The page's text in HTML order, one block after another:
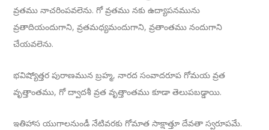
వ్రతము నాచరింపవలెను. గో వ్రతము నకు ఉద్యాపనమును
వ్రతాదియందుగాని, వ్రతమధ్యమందుగాని, వ్రతాంతము నందుగాని
చేయవలెను.
భవిష్యోత్తర పురాణమున బ్రహ్మ, నారద సంవాదరూప గోమయ వ్రత
వృత్తాంతము, గో ద్వాదశీ వ్రత వృత్తాంతము కూడా తెలుపబడ్డాయి.
ఇతిహాస యుగాలనుండీ నేటివరకు గోమాత సాక్షాత్తూ దేవతా స్వరూపమే.